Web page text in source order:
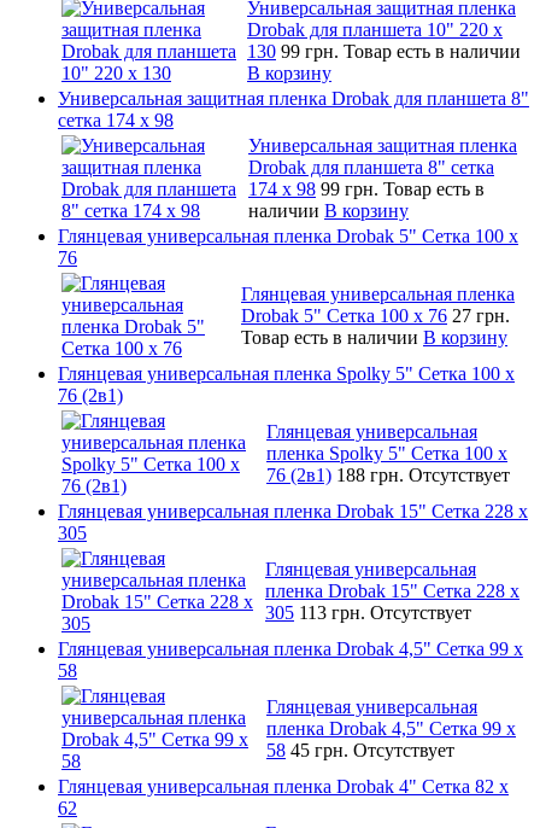
Универсальная защитная пленка
Drobak для планшета 10" 220 x
130 99 грн. Товар есть в наличии
В корзину
Универсальная защитная пленка Drobak для планшета 8"
сетка 174 x 98
Универсальная защитная пленка
Drobak для планшета 8" сетка
174 x 98 99 грн. Товар есть в
наличии В корзину
Глянцевая универсальная пленка Drobak 5" Сетка 100 x
76
Глянцевая универсальная пленка
Drobak 5" Сетка 100 x 76 27 грн.
Товар есть в наличии В корзину
Глянцевая универсальная пленка Spolky 5" Сетка 100 x
76 (2в1)
Глянцевая универсальная
пленка Spolky 5" Сетка 100 x
76 (2в1) 188 грн. Отсутствует
Глянцевая универсальная пленка Drobak 15" Сетка 228 x
305
Глянцевая универсальная
пленка Drobak 15" Сетка 228 x
305 113 грн. Отсутствует
Глянцевая универсальная пленка Drobak 4,5" Сетка 99 x
58
Глянцевая универсальная
пленка Drobak 4,5" Сетка 99 x
58 45 грн. Отсутствует
Глянцевая универсальная пленка Drobak 4" Сетка 82 x
62